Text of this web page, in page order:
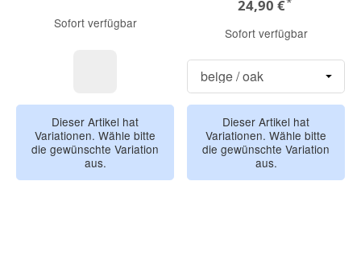
Sofort verfügbar
Dieser Artikel hat
Variationen. Wähle bitte
die gewünschte Variation
aus.
24,90 €
Sofort verfügbar
Dieser Artikel hat
Variationen. Wähle bitte
die gewünschte Variation
aus.